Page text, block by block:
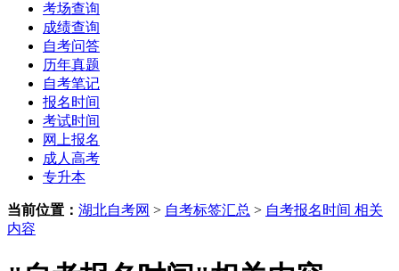
考场查询
成绩查询
自考问答
历年真题
自考笔记
报名时间
考试时间
网上报名
成人高考
专升本
当前位置： 湖北自考网 > 自考标签汇总 > 自考报名时间 相关
内容